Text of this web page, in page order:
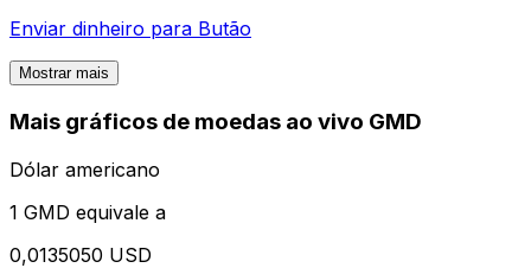
Enviar dinheiro para Butão
Mostrar mais
Mais gráficos de moedas ao vivo GMD
Dólar americano
1 GMD equivale a
0,0135050 USD